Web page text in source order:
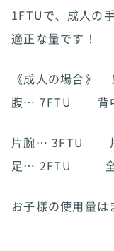
1FTUで、成人の
適正な量です！
《成人の場合
腹… 7FTU 背中
片腕… 3FTU
足… 2FTU 全
お子様の使用量は